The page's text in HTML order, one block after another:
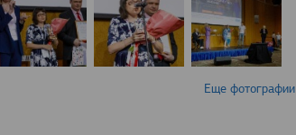
Еще фотографии